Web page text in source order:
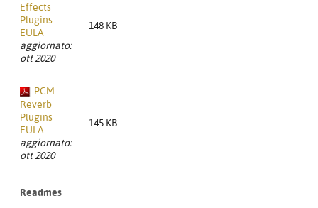
Effects
Plugins
EULA
aggiornato:
ott 2020
148 KB
PCM
Reverb
Plugins
EULA
aggiornato:
ott 2020
145 KB
Readmes